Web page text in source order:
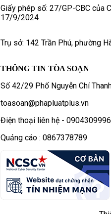
Giấy phép số: 27/GP-CBC của
17/9/2024
Trụ sở: 142 Trần Phú, phường
THÔNG TIN TÒA SOẠN
Số 42/29 Phố Nguyễn Chí
toasoan@phapluatplus.vn
Điện thoại liên hệ - 0904309996
Quảng cáo : 0867378789